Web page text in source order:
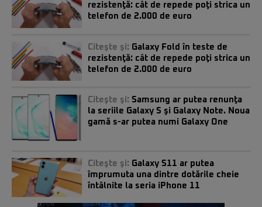
rezistenţă: cât de repede poţi strica un
telefon de 2.000 de euro
Citeşte şi: Galaxy Fold în teste de
rezistenţă: cât de repede poţi strica un
telefon de 2.000 de euro
Citeşte şi: Samsung ar putea renunţa
la seriile Galaxy S şi Galaxy Note. Noua
gamă s-ar putea numi Galaxy One
Citeşte şi: Galaxy S11 ar putea
împrumuta una dintre dotările cheie
întâlnite la seria iPhone 11